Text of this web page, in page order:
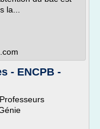
la...
- ENCPB -